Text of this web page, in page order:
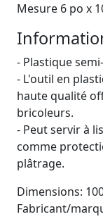
Mesure 6 po x
- Plastique
- L'outil en
haute qualité
bricoleurs.
- Peut servir à
comme
plâtrage.
Dimensions:
Fabricant/